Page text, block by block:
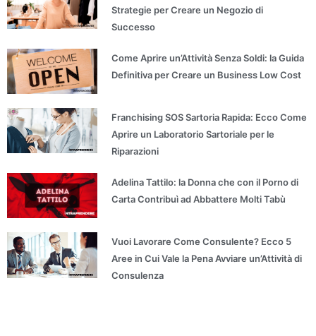
Strategie per Creare un Negozio di
Successo
Come Aprire un’Attività Senza Soldi: la Guida
Definitiva per Creare un Business Low Cost
Franchising SOS Sartoria Rapida: Ecco Come
Aprire un Laboratorio Sartoriale per le
Riparazioni
Adelina Tattilo: la Donna che con il Porno di
Carta Contribuì ad Abbattere Molti Tabù
Vuoi Lavorare Come Consulente? Ecco 5
Aree in Cui Vale la Pena Avviare un’Attività di
Consulenza